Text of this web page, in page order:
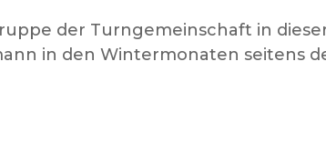
der Turngemeinschaft in
in den Wintermonaten seitens